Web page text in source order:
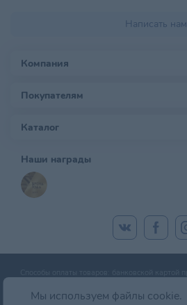
Написать нам
Компания
Покупателям
Каталог
Наши награды
Мы используем файлы cookie.